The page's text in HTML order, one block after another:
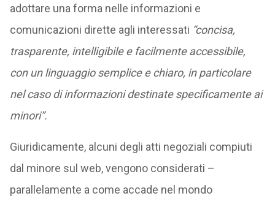
adottare una forma nelle informazioni e
comunicazioni dirette agli interessati “concisa,
trasparente, intelligibile e facilmente accessibile,
con un linguaggio semplice e chiaro, in particolare
nel caso di informazioni destinate specificamente ai
minori”.
Giuridicamente, alcuni degli atti negoziali compiuti
dal minore sul web, vengono considerati –
parallelamente a come accade nel mondo